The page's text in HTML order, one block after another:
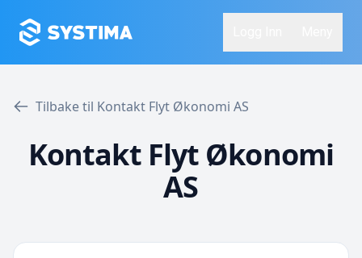
Tilbake til Kontakt Flyt Økonomi AS
Kontakt Flyt Økonomi
AS